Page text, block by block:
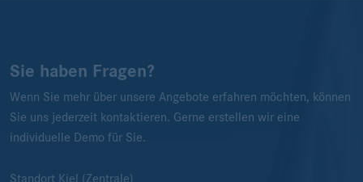
Sie haben Fragen?
Wenn Sie mehr über unsere Angebote erfahren möchten, können
Sie uns jederzeit kontaktieren. Gerne erstellen wir eine
individuelle Demo für Sie.
Standort Kiel (Zentrale)